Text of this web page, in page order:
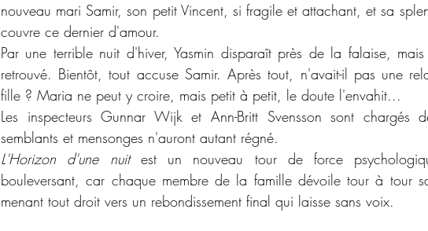
nouveau mari Samir, son petit Vincent, si fragile et attachant, et sa
couvre ce dernier d'amour.
Par une terrible nuit d'hiver, Yasmin disparaît près de la falaise,
retrouvé. Bientôt, tout accuse Samir. Après tout, n'avait-il pas une
fille ? Maria ne peut y croire, mais petit à petit, le doute l'envahit...
Les inspecteurs Gunnar Wijk et Ann-Britt Svensson sont chargés
semblants et mensonges n'auront autant régné.
L'Horizon d'une nuit est un nouveau tour de force
bouleversant, car chaque membre de la famille dévoile tour à tour
menant tout droit vers un rebondissement final qui laisse sans voix.